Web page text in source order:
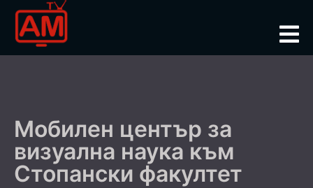
Мобилен център за
визуална наука към
Стопански факултет